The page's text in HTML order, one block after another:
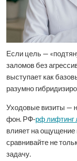
Если цель —
заломов без
выступает как
разумно
Уходовые визиты —
фон. РФ‑рф лифтинг
влияет на ощущение
сравнивайте не
задачу.